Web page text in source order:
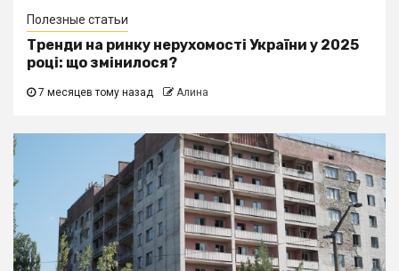
Полезные статьи
Тренди на ринку нерухомості України у 2025
році: що змінилося?
7 месяцев тому назад Алина